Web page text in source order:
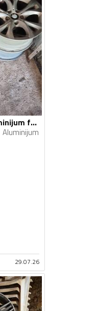
BBS - BBS - Aluminijum felne
Aluminijum
29.07.26